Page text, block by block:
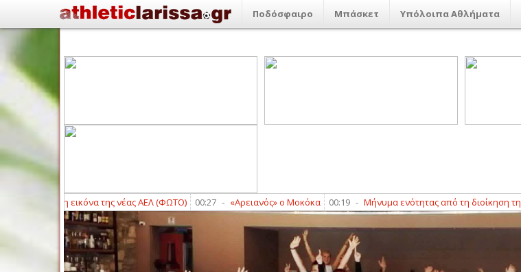
Ποδόσφαιρο Μπάσκετ Υπόλοιπα Αθλήματα
εικόνα της νέας ΑΕΛ (ΦΩΤΟ) 00:27 - «Αρειανός» ο Μοκόκα 00:19 - Μήνυμα ενότητας από τη διοίκηση της ΠΑΕ ΑΕΛ